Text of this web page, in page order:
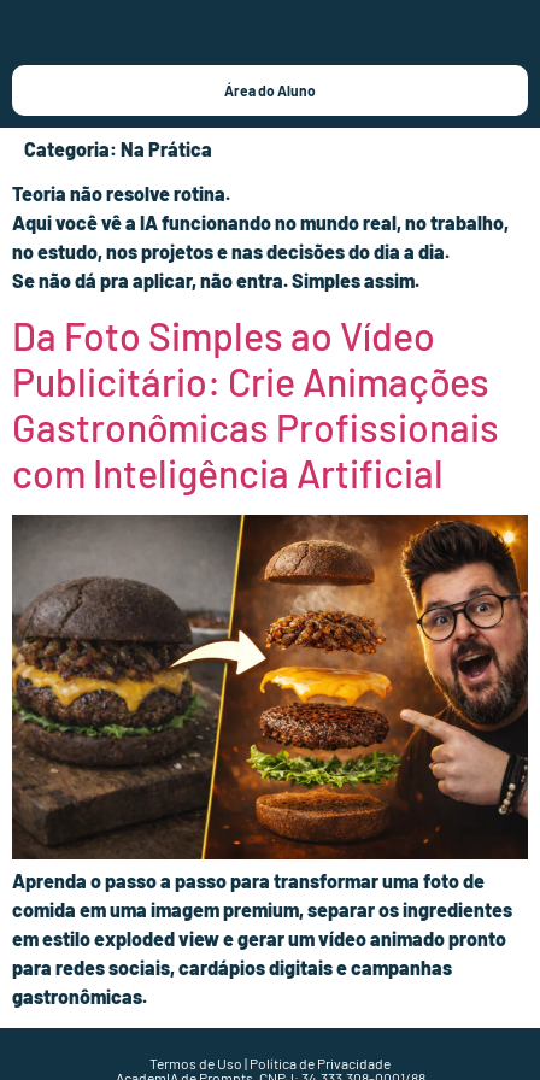
Área do Aluno
Categoria: Na Prática
Teoria não resolve rotina.
Aqui você vê a IA funcionando no mundo real, no trabalho,
no estudo, nos projetos e nas decisões do dia a dia.
Se não dá pra aplicar, não entra. Simples assim.
Da Foto Simples ao Vídeo
Publicitário: Crie Animações
Gastronômicas Profissionais
com Inteligência Artificial
Aprenda o passo a passo para transformar uma foto de
comida em uma imagem premium, separar os ingredientes
em estilo exploded view e gerar um vídeo animado pronto
para redes sociais, cardápios digitais e campanhas
gastronômicas.
Termos de Uso | Política de Privacidade